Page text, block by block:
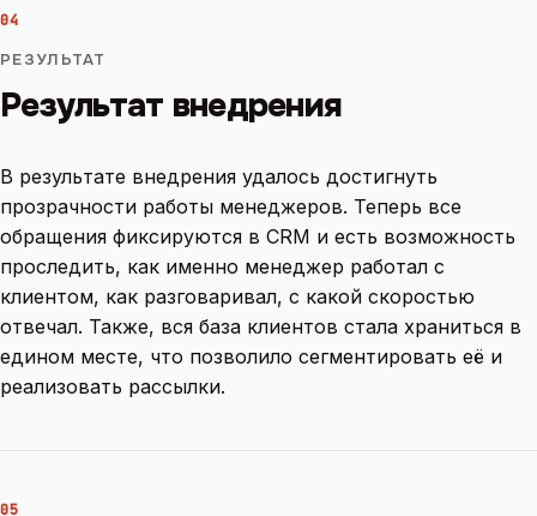
04
РЕЗУЛЬТАТ
Результат внедрения
В результате внедрения удалось достигнуть
прозрачности работы менеджеров. Теперь все
обращения фиксируются в CRM и есть возможность
проследить, как именно менеджер работал с
клиентом, как разговаривал, с какой скоростью
отвечал. Также, вся база клиентов стала храниться в
едином месте, что позволило сегментировать её и
реализовать рассылки.
05